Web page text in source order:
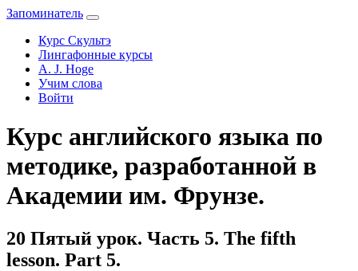
Запоминатель
Курс Скультэ
Лингафонные курсы
A. J. Hoge
Учим слова
Войти
Курс английского языка по
методике, разработанной в
Академии им. Фрунзе.
20 Пятый урок. Часть 5. The fifth
lesson. Part 5.